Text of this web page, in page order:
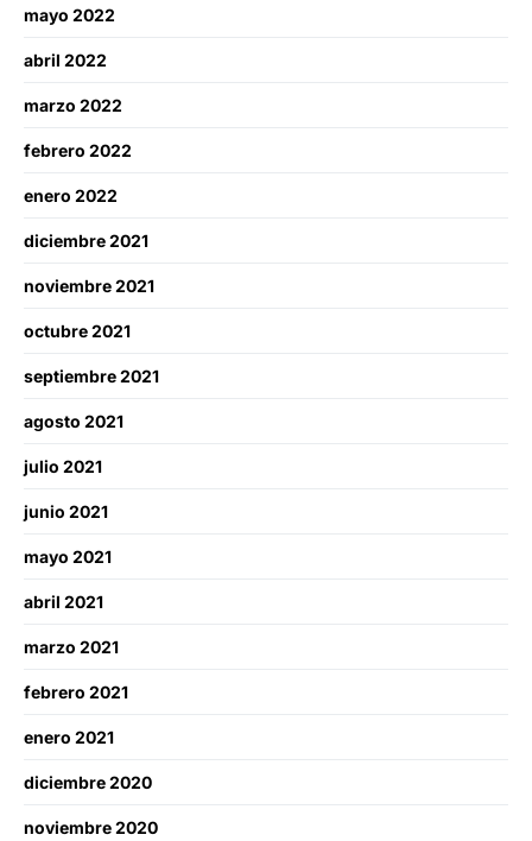
mayo 2022
abril 2022
marzo 2022
febrero 2022
enero 2022
diciembre 2021
noviembre 2021
octubre 2021
septiembre 2021
agosto 2021
julio 2021
junio 2021
mayo 2021
abril 2021
marzo 2021
febrero 2021
enero 2021
diciembre 2020
noviembre 2020